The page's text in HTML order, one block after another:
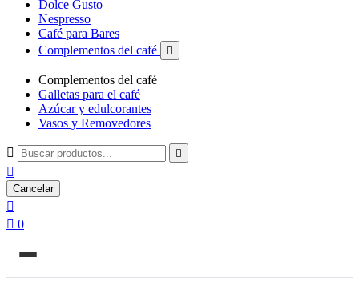
Dolce Gusto
Nespresso
Café para Bares
Complementos del café

Complementos del café
Galletas para el café
Azúcar y edulcorantes
Vasos y Removedores
 

Cancelar

 0